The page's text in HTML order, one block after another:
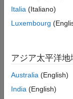
Italia (Italiano)
Luxembourg
アジア太平洋地
Australia (English)
India (English)